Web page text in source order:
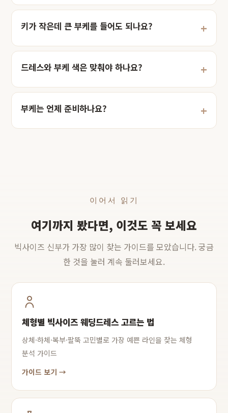
키가 작은데 큰 부케를 들어도 되나요?
드레스와 부케 색은 맞춰야 하나요?
부케는 언제 준비하나요?
이어서 읽기
여기까지 봤다면, 이것도 꼭 보세요
빅사이즈 신부가 가장 많이 찾는 가이드를 모았습니다. 궁금
한 것을 눌러 계속 둘러보세요.
체형별 빅사이즈 웨딩드레스 고르는 법
상체·하체·복부·팔뚝 고민별로 가장 예쁜 라인을 찾는 체형
분석 가이드
가이드 보기 →